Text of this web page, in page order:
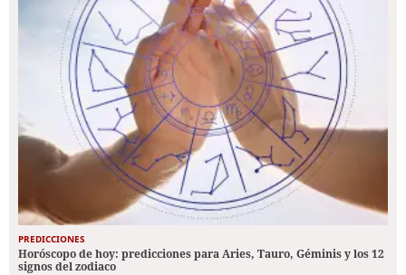
PREDICCIONES
Horóscopo de hoy: predicciones para Aries, Tauro, Géminis y los 12
signos del zodiaco